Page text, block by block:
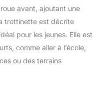
avant, ajoutant une
trottinette est décrite
pour les jeunes. Elle est
comme aller à l’école,
ou des terrains